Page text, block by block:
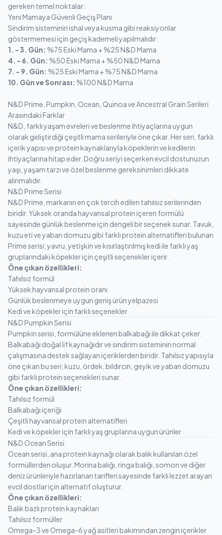
gereken temel noktalar:
Yeni Mamaya Güvenli Geçiş Planı
Sindirim sisteminin ishal veya kusma gibi reaksiyonlar
göstermemesi için geçiş kademeli yapılmalıdır:
1. - 3. Gün: %75 Eski Mama + %25 N&D Mama
4. - 6. Gün: %50 Eski Mama + %50 N&D Mama
7. - 9. Gün: %25 Eski Mama + %75 N&D Mama
10. Gün ve Sonrası: %100 N&D Mama
N&D Prime, Pumpkin, Ocean, Quinoa ve Ancestral Grain Serileri
Arasındaki Farklar
N&D, farklı yaşam evreleri ve beslenme ihtiyaçlarına uygun
olarak geliştirdiği çeşitli mama serileriyle öne çıkar. Her seri, farklı
içerik yapısı ve protein kaynaklarıyla köpeklerin ve kedilerin
ihtiyaçlarına hitap eder. Doğru seriyi seçerken evcil dostunuzun
yaşı, yaşam tarzı ve özel beslenme gereksinimleri dikkate
alınmalıdır.
N&D Prime Serisi
N&D Prime, markanın en çok tercih edilen tahılsız serilerinden
biridir. Yüksek oranda hayvansal protein içeren formülü
sayesinde günlük beslenme için dengeli bir seçenek sunar. Tavuk,
kuzu eti ve yaban domuzu gibi farklı protein alternatifleri bulunan
Prime serisi; yavru, yetişkin ve kısırlaştırılmış kedi ile farklı yaş
gruplarındaki köpekler için çeşitli seçenekler içerir.
Öne çıkan özellikleri:
Tahılsız formül
Yüksek hayvansal protein oranı
Günlük beslenmeye uygun geniş ürün yelpazesi
Kedi ve köpekler için farklı seçenekler
N&D Pumpkin Serisi
Pumpkin serisi, formülüne eklenen balkabağı ile dikkat çeker.
Balkabağı doğal lif kaynağıdır ve sindirim sisteminin normal
çalışmasına destek sağlayan içeriklerden biridir. Tahılsız yapısıyla
öne çıkan bu seri; kuzu, ördek, bıldırcın, geyik ve yaban domuzu
gibi farklı protein seçenekleri sunar.
Öne çıkan özellikleri:
Tahılsız formül
Balkabağı içeriği
Çeşitli hayvansal protein alternatifleri
Kedi ve köpekler için farklı yaş gruplarına uygun ürünler
N&D Ocean Serisi
Ocean serisi, ana protein kaynağı olarak balık kullanılan özel
formüllerden oluşur. Morina balığı, ringa balığı, somon ve diğer
deniz ürünleriyle hazırlanan tarifleri sayesinde farklı lezzet arayan
evcil dostlar için alternatif oluşturur.
Öne çıkan özellikleri:
Balık bazlı protein kaynakları
Tahılsız formüller
Omega-3 ve Omega-6 yağ asitleri bakımından zengin içerikler